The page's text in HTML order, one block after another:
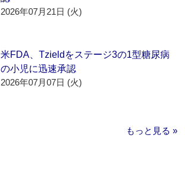
2026年07月21日 (火)
米FDA、Tzieldをステージ3の1型糖尿病
の小児に迅速承認
2026年07月07日 (火)
もっと見る »